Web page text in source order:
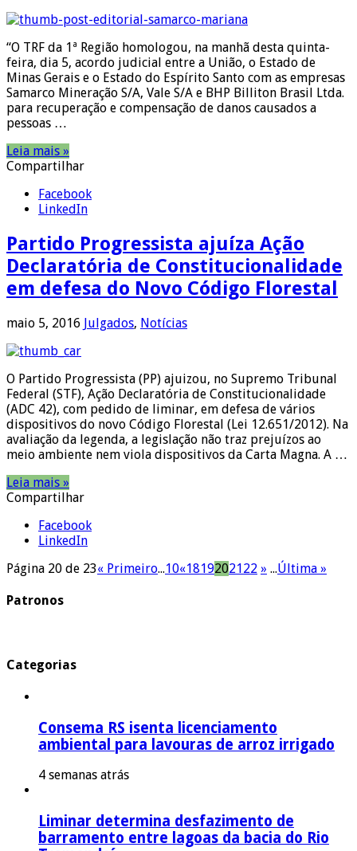
“O TRF da 1ª Região homologou, na manhã desta quinta-
feira, dia 5, acordo judicial entre a União, o Estado de
Minas Gerais e o Estado do Espírito Santo com as empresas
Samarco Mineração S/A, Vale S/A e BHP Billiton Brasil Ltda.
para recuperação e compensação de danos causados a
pessoas …
Leia mais »
Compartilhar
Facebook
LinkedIn
Partido Progressista ajuíza Ação
Declaratória de Constitucionalidade
em defesa do Novo Código Florestal
maio 5, 2016 Julgados, Notícias
O Partido Progressista (PP) ajuizou, no Supremo Tribunal
Federal (STF), Ação Declaratória de Constitucionalidade
(ADC 42), com pedido de liminar, em defesa de vários
dispositivos do novo Código Florestal (Lei 12.651/2012). Na
avaliação da legenda, a legislação não traz prejuízos ao
meio ambiente nem viola dispositivos da Carta Magna. A …
Leia mais »
Compartilhar
Facebook
LinkedIn
Página 20 de 23« Primeiro...10«1819202122 » ...Última »
Patronos
Categorias
Consema RS isenta licenciamento
ambiental para lavouras de arroz irrigado
4 semanas atrás
Liminar determina desfazimento de
barramento entre lagoas da bacia do Rio